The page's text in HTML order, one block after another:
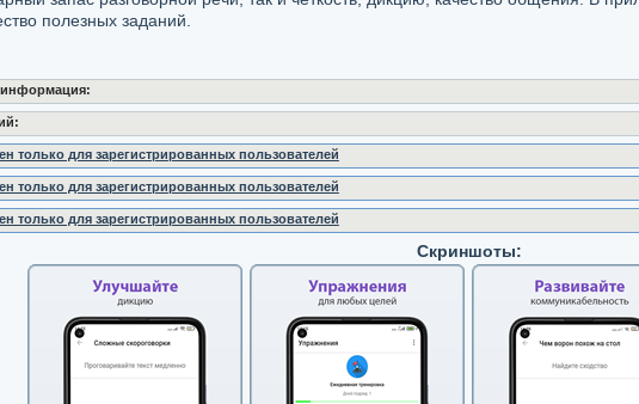
полезных заданий.
только для зарегистрированных пользователей
только для зарегистрированных пользователей
только для зарегистрированных пользователей
Скриншоты: